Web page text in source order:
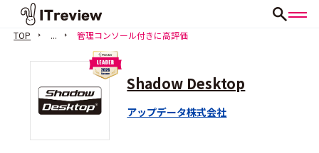
TOP ... 管理コンソール付きに高評価
Shadow Desktop
アップデータ株式会社